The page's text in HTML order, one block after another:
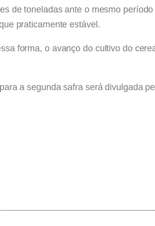
de toneladas ante o mesmo
praticamente estável.
forma, o avanço do cultivo do
a segunda safra será divulgada